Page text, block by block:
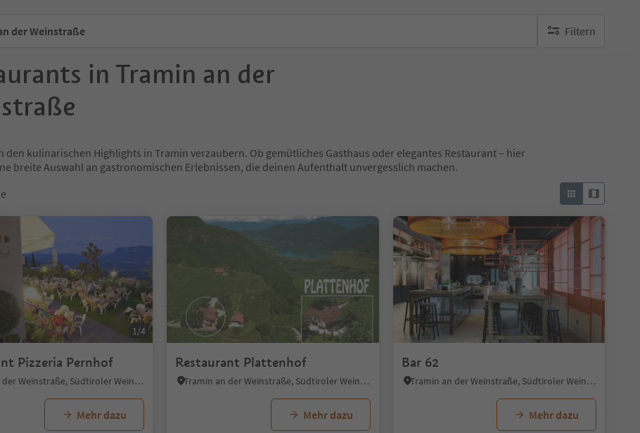
der Weinstraße Filtern
keine aktiven Filte
in Tramin an der
den kulinarischen Highlights in Tramin verzaubern. Ob gemütliches Gasthaus oder elegantes Restaurant – hier
breite Auswahl an gastronomischen Erlebnissen, die deinen Aufenthalt unvergesslich machen.
1/4
Pizzeria Pernhof
Tramin an der Weinstraße, Südtiroler Weinstraße
Mehr dazu
Restaurant Plattenhof
Tramin an der Weinstraße, Südtiroler Weinstraße
Mehr dazu
Bar 62
Tramin an der Weinstraße, Südtiroler Weinstraße
Mehr dazu